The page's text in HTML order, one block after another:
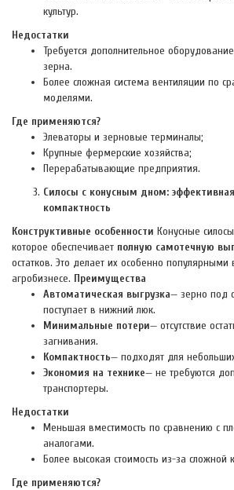
культур.
Недостатки
Требуется дополнительное
зерна.
Более сложная система вентиляции по
моделями.
Где применяются?
Элеваторы и зерновые терминалы;
Крупные фермерские хозяйства;
Перерабатывающие предприятия.
Силосы с конусным дном:
компактность
Конструктивные особенности Конусные
которое обеспечивает полную самотечную
остатков. Это делает их особенно
агробизнесе. Преимущества
Автоматическая выгрузка— зерно под
поступает в нижний люк.
Минимальные потери— отсутствие
загнивания.
Компактность— подходят для
Экономия на технике— не требуются
транспортеры.
Недостатки
Меньшая вместимость по сравнению с
аналогами.
Более высокая стоимость из-за сложной
Где применяются?